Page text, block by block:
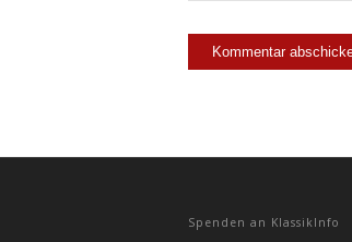
Spenden an KlassikInfo